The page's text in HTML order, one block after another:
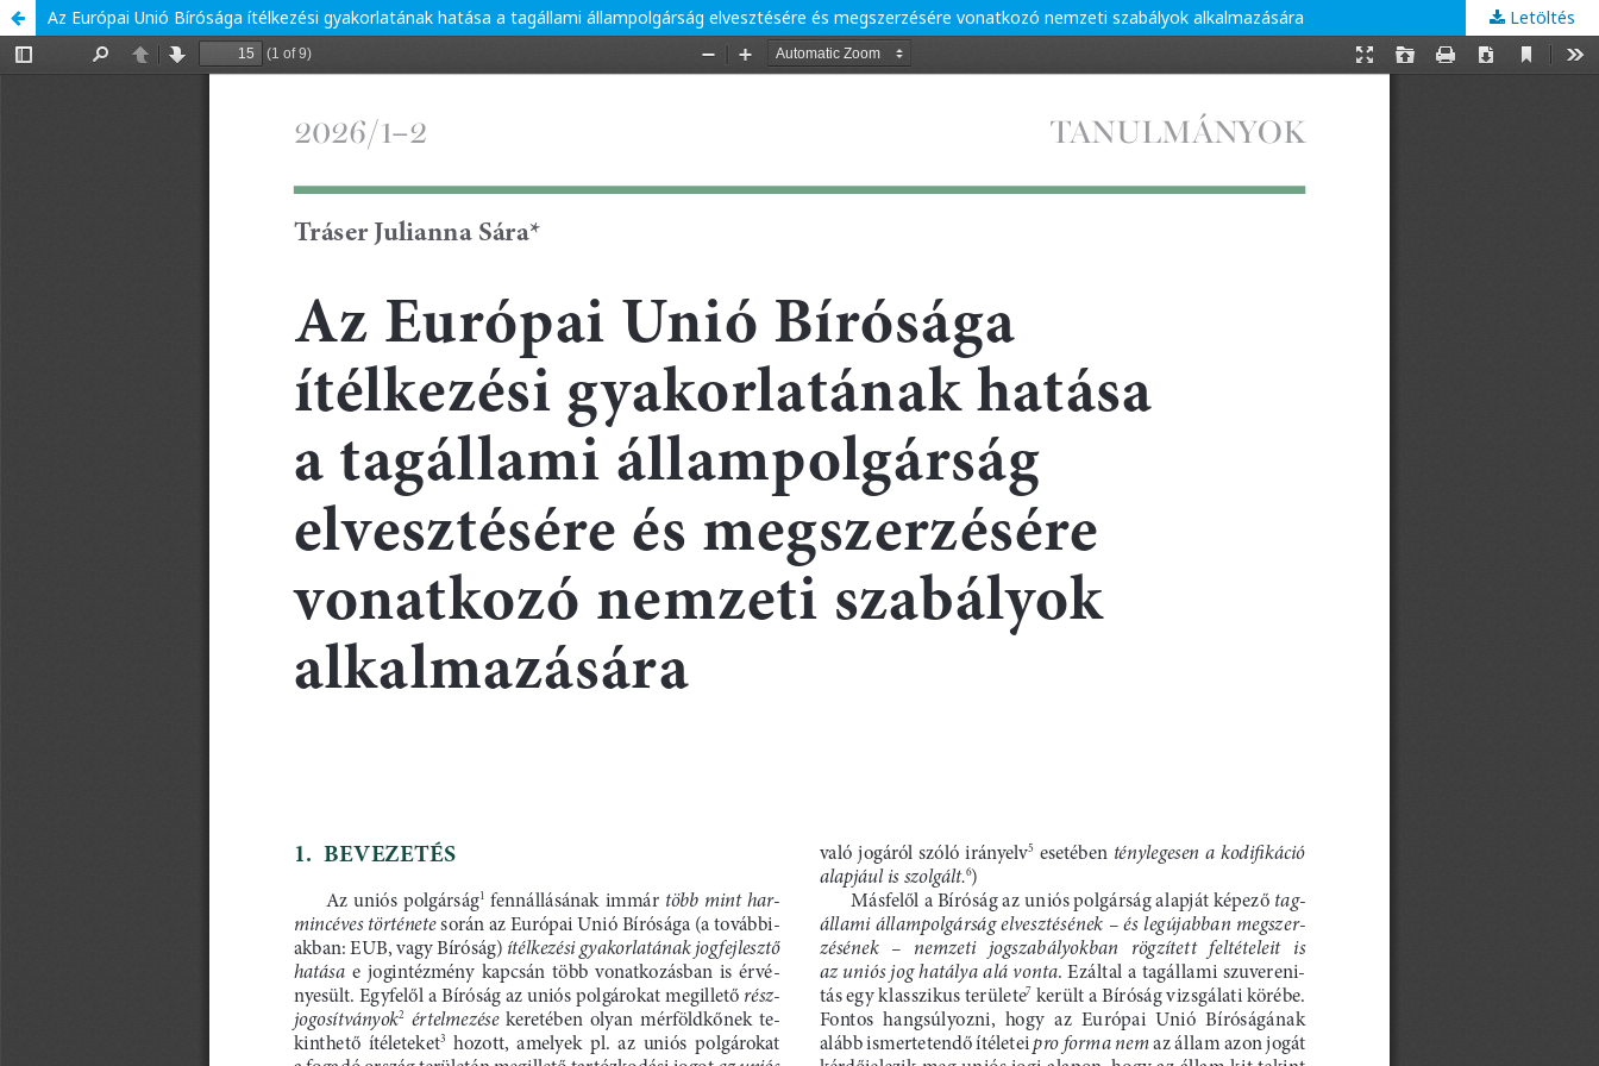
Az Európai Unió Bírósága ítélkezési gyakorlatának hatása a tagállami állampolgárság elvesztésére és megszerzésére vonatkozó nemzeti szabályok alkalmazására Letöltés